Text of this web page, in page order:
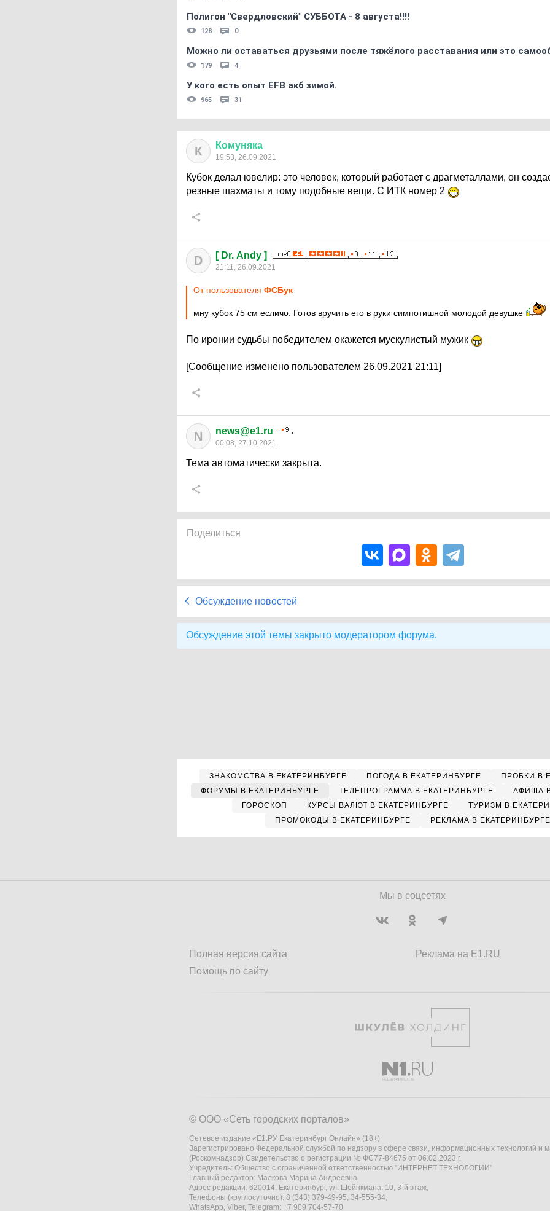
Полигон "Свердловский" СУББОТА - 8 августа!!!!
128 0
Можно ли оставаться друзьями после тяжёлого расставания или это
179 4
У кого есть опыт EFB акб зимой.
965 31
К Комуняка
19:53, 26.09.2021
Кубок делал ювелир: это человек, который работает с драгметаллами, он
резные шахматы и тому подобные вещи. С ИТК номер 2
D [ Dr. Andy ]
21:11, 26.09.2021
От пользователя ФСБук
мну кубок 75 см есличо. Готов вручить его в руки симпотишной молодой девушке
По иронии судьбы победителем окажется мускулистый мужик
[Сообщение изменено пользователем 26.09.2021 21:11]
N news@e1.ru
00:08, 27.10.2021
Тема автоматически закрыта.
Поделиться
Обсуждение новостей
Обсуждение этой темы закрыто модератором форума.
ЗНАКОМСТВА В ЕКАТЕРИНБУРГЕ ПОГОДА В ЕКАТЕРИНБУРГЕ
ПРОБКИ В
ФОРУМЫ В ЕКАТЕРИНБУРГЕ
ТЕЛЕПРОГРАММА В ЕКАТЕРИНБУРГЕ
АФИША
ГОРОСКОП
КУРСЫ ВАЛЮТ В ЕКАТЕРИНБУРГЕ
ТУРИЗМ В
ПРОМОКОДЫ В ЕКАТЕРИНБУРГЕ
РЕКЛАМА В ЕКАТЕРИНБУРГЕ
Мы в соцсетях
Полная версия сайта
Помощь по сайту
Реклама на E1.RU
© ООО «Сеть городских порталов»
Сетевое издание «Е1.РУ Екатеринбург Онлайн» (18+)
Зарегистрировано Федеральной службой по надзору в сфере связи, информационных технологий и
(Роскомнадзор) Свидетельство о регистрации № ФС77-84675 от 06.02.2023 г.
Учредитель: Общество с ограниченной ответственностью "ИНТЕРНЕТ ТЕХНОЛОГИИ"
Главный редактор: Малкова Марина Андреевна
Адрес редакции: 620014, Екатеринбург, ул. Шейнкмана, 10, 3-й этаж,
Телефоны (круглосуточно): 8 (343) 379-49-95, 34-555-34,
WhatsApp, Viber, Telegram: +7 909 704-57-70